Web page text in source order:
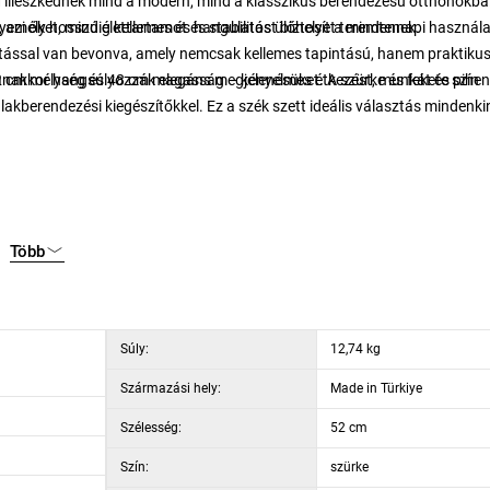
őket, mindig kellemes és hangulatos ülőhelyet teremtenek.
amely hosszú élettartamot és stabilitást biztosít a mindennapi
van bevonva, amely nemcsak kellemes tapintású, hanem
mélység és 48 cm magasság – kényelmes étkezést, munkát és
hangsúlyozzák elegáns megjelenésüket. A szürke és fekete szín
kiegészítőkkel. Ez a szék szett ideális választás
cm
Több
Súly: 12,74 kg
Származási hely: Made in Türkiye
Szélesség: 52 cm
Szín: szürke